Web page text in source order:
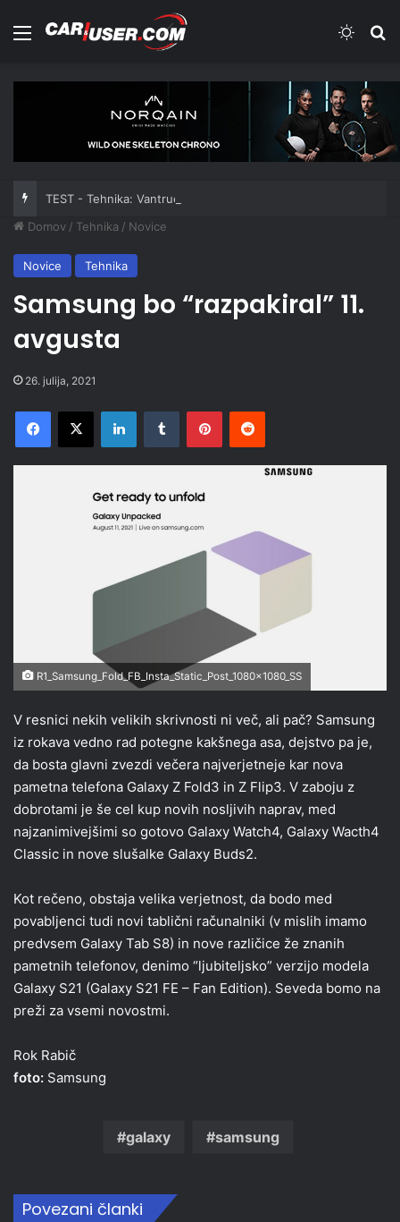
Meni
TEST - Tehnika: Vantrue JS3
Domov / Tehnika / Novice
Novice Tehnika
Samsung bo “razpakiral” 11.
avgusta
26. julija, 2021
Facebook
X LinkedInTumblr PinterestReddit
R1_Samsung_Fold_FB_Insta_Static_Post_1080x1080_SS
V resnici nekih velikih skrivnosti ni več, ali pač? Samsung
iz rokava vedno rad potegne kakšnega asa, dejstvo pa je,
da bosta glavni zvezdi večera najverjetneje kar nova
pametna telefona Galaxy Z Fold3 in Z Flip3. V zaboju z
dobrotami je še cel kup novih nosljivih naprav, med
najzanimivejšimi so gotovo Galaxy Watch4, Galaxy Wacth4
Classic in nove slušalke Galaxy Buds2.
Kot rečeno, obstaja velika verjetnost, da bodo med
povabljenci tudi novi tablični računalniki (v mislih imamo
predvsem Galaxy Tab S8) in nove različice že znanih
pametnih telefonov, denimo “ljubiteljsko” verzijo modela
Galaxy S21 (Galaxy S21 FE – Fan Edition). Seveda bomo na
preži za vsemi novostmi.
Rok Rabič
foto: Samsung
galaxy samsung
Povezani članki